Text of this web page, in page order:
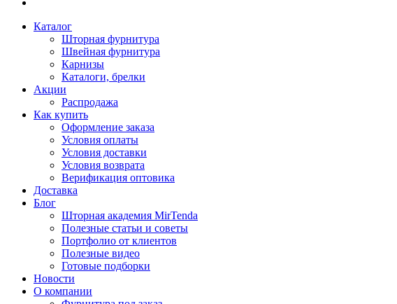
Каталог
Шторная фурнитура
Швейная фурнитура
Карнизы
Каталоги, брелки
Акции
Распродажа
Как купить
Оформление заказа
Условия оплаты
Условия доставки
Условия возврата
Верификация оптовика
Доставка
Блог
Шторная академия MirTenda
Полезные статьи и советы
Портфолио от клиентов
Полезные видео
Готовые подборки
Новости
О компании